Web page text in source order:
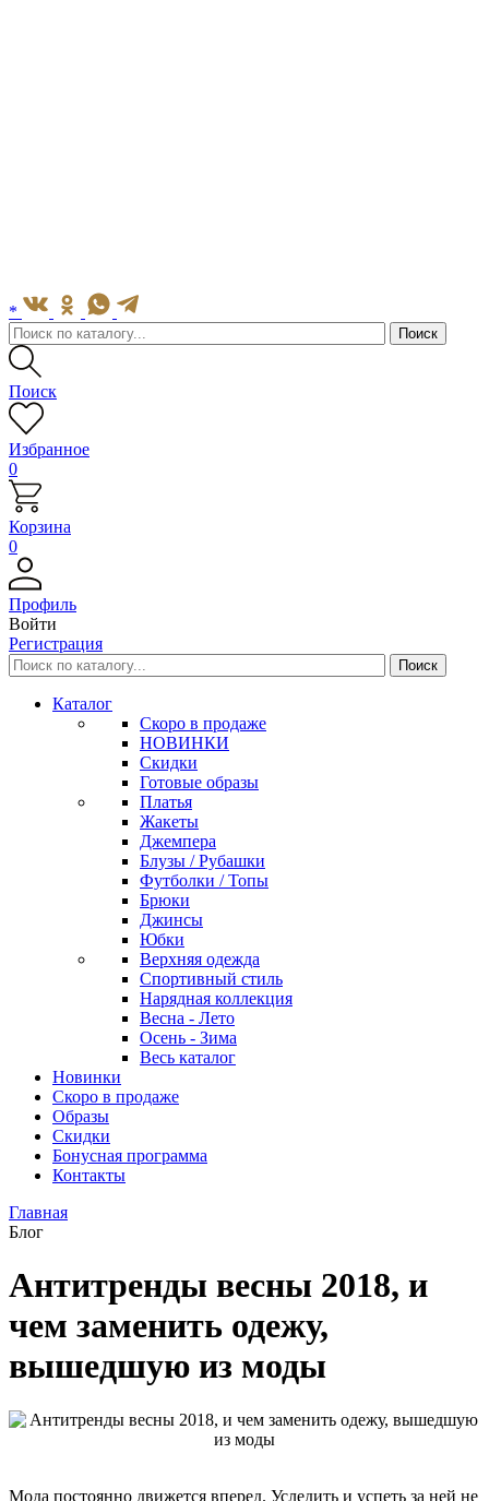
*
Поиск
Избранное
0
Корзина
0
Профиль
Войти
Регистрация
Каталог
Скоро в продаже
НОВИНКИ
Скидки
Готовые образы
Платья
Жакеты
Джемпера
Блузы / Рубашки
Футболки / Топы
Брюки
Джинсы
Юбки
Верхняя одежда
Спортивный стиль
Нарядная коллекция
Весна - Лето
Осень - Зима
Весь каталог
Новинки
Скоро в продаже
Образы
Скидки
Бонусная программа
Контакты
Главная
Блог
Антитренды весны 2018, и
чем заменить одежу,
вышедшую из моды
Мода постоянно движется вперед. Уследить и успеть за ней не